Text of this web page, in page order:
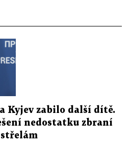
Kyjev zabilo další dítě.
nedostatku zbraní